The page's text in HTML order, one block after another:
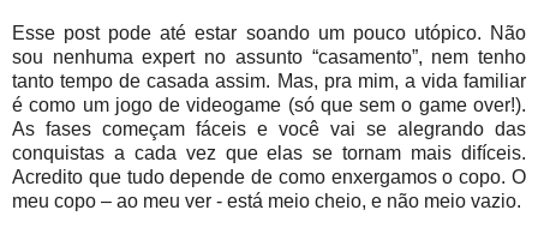
Esse post pode até estar soando um pouco utópico. Não
sou nenhuma expert no assunto “casamento”, nem tenho
tanto tempo de casada assim. Mas, pra mim, a vida familiar
é como um jogo de videogame (só que sem o game over!).
As fases começam fáceis e você vai se alegrando das
conquistas a cada vez que elas se tornam mais difíceis.
Acredito que tudo depende de como enxergamos o copo. O
meu copo – ao meu ver - está meio cheio, e não meio vazio.